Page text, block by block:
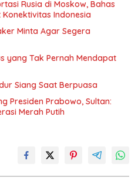
Rusia di Moskow, Bahas
Indonesia
Minta Agar Segera
yang Tak Pernah Mendapat
Siang Saat Berpuasa
Presiden Prabowo, Sultan:
Merah Putih